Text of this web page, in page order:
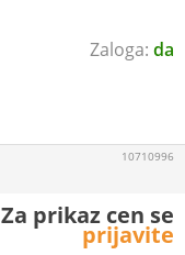
da
10710996
Za prikaz cen se
prijavite